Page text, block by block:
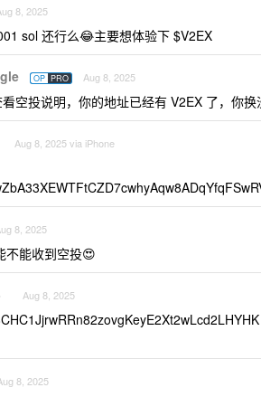
8, 2025
sol 还行么😂主要想体验下 $V2EX
OP PRO Aug 8, 2025
空投说明，你的地址已经有 V2EX 了，你
Aug 8, 2025 via iPhone
8, 2025
不能收到空投😍
Aug 8, 2025
8, 2025